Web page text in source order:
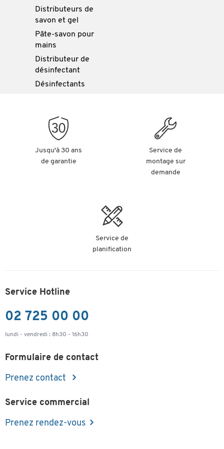
Distributeurs de
savon et gel
Pâte-savon pour
mains
Distributeur de
désinfectant
Désinfectants
Jusqu'à 30 ans
de garantie
Service de
montage sur
demande
Service de
planification
Service Hotline
02 725 00 00
lundi - vendredi : 8h30 - 16h30
Formulaire de contact
Prenez contact
Service commercial
Prenez rendez-vous